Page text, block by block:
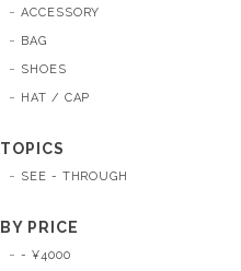
ACCESSORY
BAG
SHOES
HAT / CAP
TOPICS
SEE - THROUGH
BY PRICE
- ¥4000